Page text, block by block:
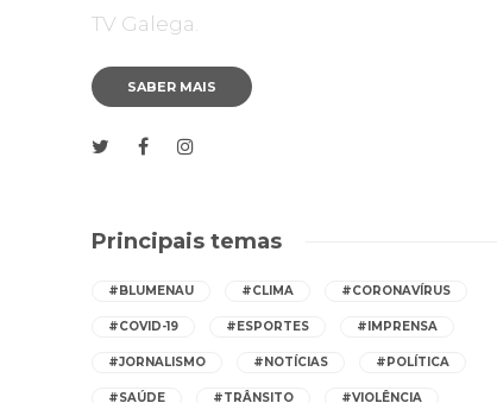
TV Galega.
SABER MAIS
Principais temas
#BLUMENAU #CLIMA #CORONAVÍRUS
#COVID-19 #ESPORTES #IMPRENSA
#JORNALISMO #NOTÍCIAS #POLÍTICA
#SAÚDE #TRÂNSITO #VIOLÊNCIA